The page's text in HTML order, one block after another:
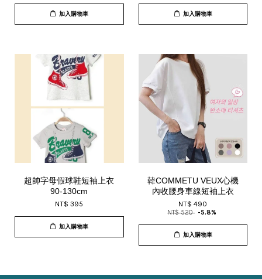
加入購物車 加入購物車
超帥字母假球鞋短袖上衣
90-130cm
NT$ 395
加入購物車
韓COMMETU VEUX心機
內收腰身車線短袖上衣
NT$ 490
NT$ 520 -5.8%
加入購物車